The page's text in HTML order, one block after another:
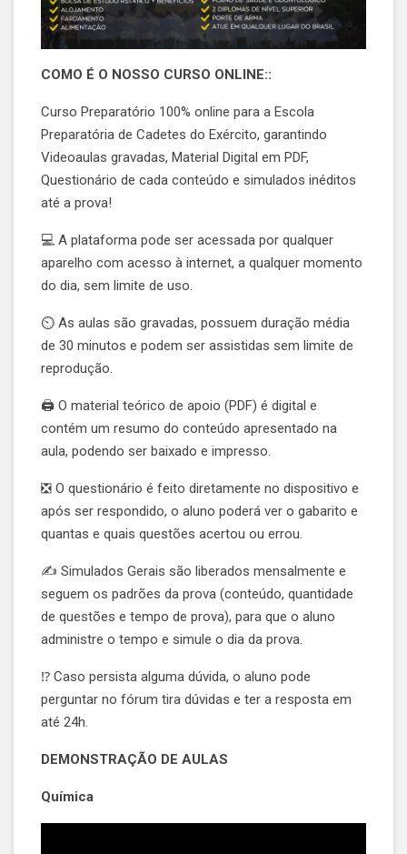
COMO É O NOSSO CURSO ONLINE::
Curso Preparatório 100% online para a Escola
Preparatória de Cadetes do Exército, garantindo
Videoaulas gravadas, Material Digital em PDF,
Questionário de cada conteúdo e simulados inéditos
até a prova!
💻 A plataforma pode ser acessada por qualquer
aparelho com acesso à internet, a qualquer momento
do dia, sem limite de uso.
⏲️ As aulas são gravadas, possuem duração média
de 30 minutos e podem ser assistidas sem limite de
reprodução.
🖨️ O material teórico de apoio (PDF) é digital e
contém um resumo do conteúdo apresentado na
aula, podendo ser baixado e impresso.
❎ O questionário é feito diretamente no dispositivo e
após ser respondido, o aluno poderá ver o gabarito e
quantas e quais questões acertou ou errou.
✍ Simulados Gerais são liberados mensalmente e
seguem os padrões da prova (conteúdo, quantidade
de questões e tempo de prova), para que o aluno
administre o tempo e simule o dia da prova.
⁉️ Caso persista alguma dúvida, o aluno pode
perguntar no fórum tira dúvidas e ter a resposta em
até 24h.
DEMONSTRAÇÃO DE AULAS
Química